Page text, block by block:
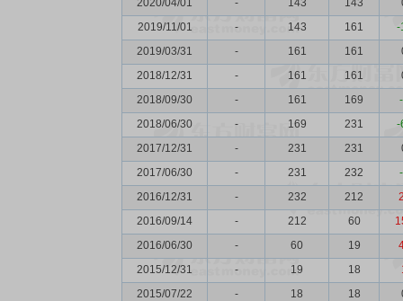
2020/04/01
- 143 143
2019/11/01
- 143 161
-
2019/03/31
- 161 161
2018/12/31
- 161 161
2018/09/30
- 161 169
2018/06/30
- 169 231
-
2017/12/31
- 231 231
2017/06/30
- 231 232
2016/12/31
- 232 212
2016/09/14
- 212 60
2016/06/30
- 60 19
2015/12/31
- 19 18
2015/07/22
- 18 18